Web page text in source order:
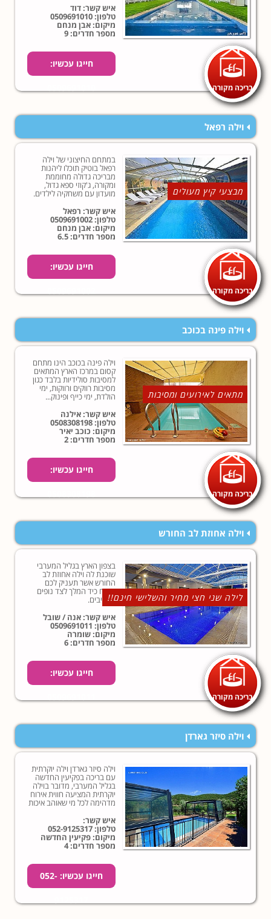
בריכה מקורה
איש קשר: דוד
טלפון:0509691010
מיקום: אבן מנחם
מספר חדרים: 9
חייגו עכשיו:
וילה רפאל
מבצעי קיץ מעולים
בריכה מקורה
במתחם החיצוני של וילה
רפאל בוטיק תוכלו ליהנות
מבריכה גדולה מחוממת
ומקורה, ג'קוזי ספא גדול,
מועדון עם משחקיה לילדים.
איש קשר: רפאל
טלפון:0509691002
מיקום: אבן מנחם
מספר חדרים: 6.5
חייגו עכשיו:
וילה פינה בכוכב
מתאים לאירועים ומסיבות
בריכה מקורה
וילה פינה בכוכב הינו מתחם
קסום במרכז הארץ המתאים
למסיבות סולידיות בלבד כגון
מסיבות רווקים ורווקות, ימי
הולדת, ימי כייף ופינוק...
איש קשר: אילנה
טלפון:0508308198
מיקום: כוכב יאיר
מספר חדרים: 2
חייגו עכשיו:
וילה אחוזת לב החורש
לילה שני חצי מחיר והשלישי חינם!!
בריכה מקורה
בצפון הארץ בגליל המערבי
שוכנת לה וילה אחוזת לב
החורש אשר תעניק לכם
אירוח כיד המלך לצד נופים
מרהיבים.
איש קשר: אנה / שובל
טלפון: 0509691011
מיקום: שומרה
מספר חדרים: 6
חייגו עכשיו:
וילה סיזר גארדן
וילה סיזר גארדן וילה יוקרתית
עם בריכה בפקיעין החדשה
בגליל המערבי, מדובר בוילה
יוקרתית המציעה חווית אירוח
מדהימה לכל מי שאוהב איכות
נוספים!
איש קשר:
טלפון:052-9125317
מיקום: פקיעין החדשה
מספר חדרים: 4
חייגו עכשיו: 052-